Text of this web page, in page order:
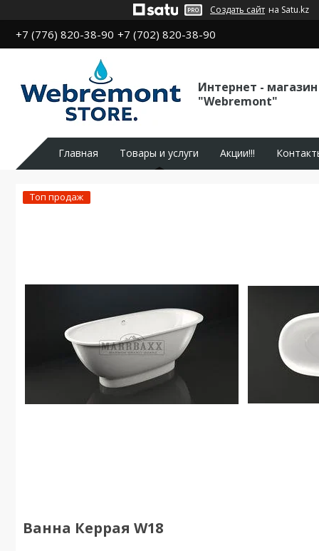
Создать сайт на Satu.kz
+7 (776) 820-38-90 +7 (702) 820-38-90
Интернет -
"Webremont"
Главная Товары и услуги Акции!!!
Топ продаж
Ванна Керрая W18